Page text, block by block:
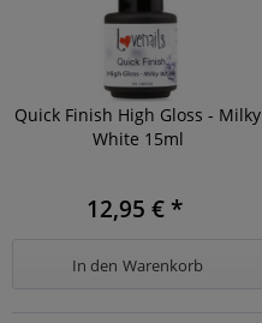
Quick Finish High Gloss - Milky
White 15ml
12,95 € *
In den Warenkorb